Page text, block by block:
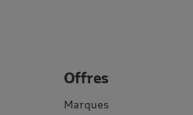
Offres
Marques